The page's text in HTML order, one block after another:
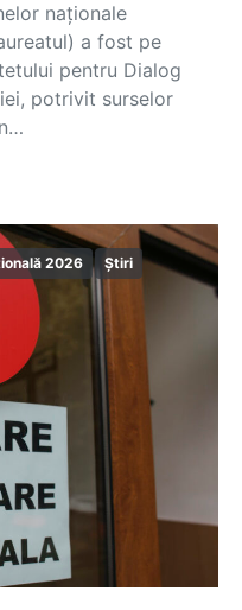
naționale
a fost pe
pentru Dialog
potrivit surselor
2026 Știri